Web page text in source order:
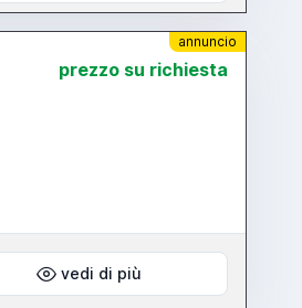
annuncio
prezzo su richiesta
vedi di più